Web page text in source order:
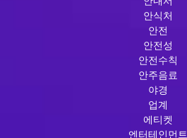
안식처
안전
안전성
안전수칙
안주음료
야경
업계
에티켓
엔터테인먼트